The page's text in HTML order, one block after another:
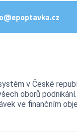
v České
oborů podnikání.
ve finančním